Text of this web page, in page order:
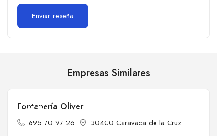
Empresas Similares
Cerrado
Fontanería Oliver
695 70 97 26 30400 Caravaca de la Cruz